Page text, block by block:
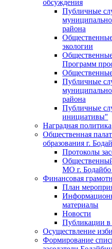
обсуждения
Публичные
района
экологии
Программ
Публичные
района
Публичные
инициативы"
Наградная политика
Общественная
образования г.
Протоколы
МО г. Бодайбо
Финансовая
План
материалы
Новости
Публикации в
Осуществление
Формирование